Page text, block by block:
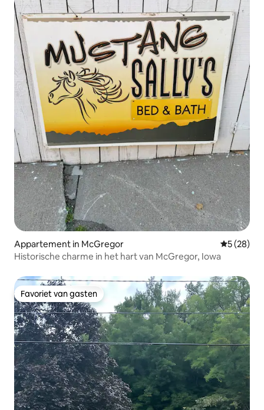
Appartement in McGregor
5 (28)
Historische charme in het hart van McGregor, Iowa
Favoriet van gasten
Favoriet van gasten